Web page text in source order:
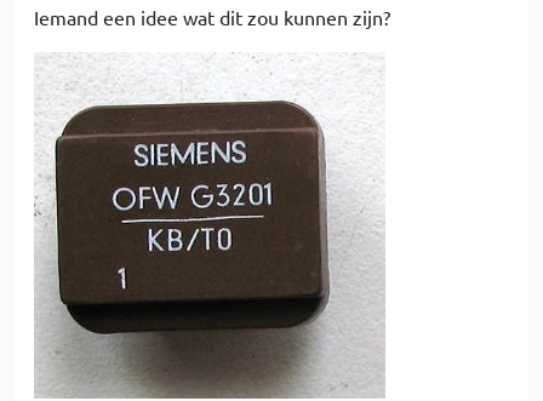
Iemand een idee wat dit zou kunnen zijn?